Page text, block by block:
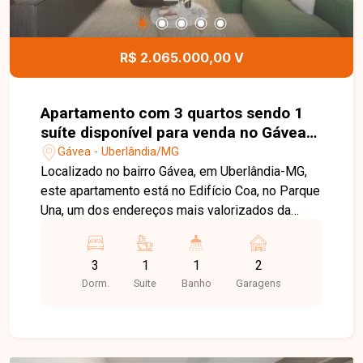
conhecer todos os detalhes deste terreno.
R$ 2.065.000,00 V
Apartamento com 3 quartos sendo 1
suíte disponível para venda no Gávea
em Uberlândia/MG
Gávea - Uberlândia/MG
Localizado no bairro Gávea, em Uberlândia-MG,
este apartamento está no Edifício Coa, no Parque
Una, um dos endereços mais valorizados da
infraestrutura completa, com áreas verdes,
mobilidade, comércio, serviços, gastronomia e
lazer, proporcionando praticidade, sofisticação e
3
Dorm.
1
Suite
1
Banho
2
Garagens